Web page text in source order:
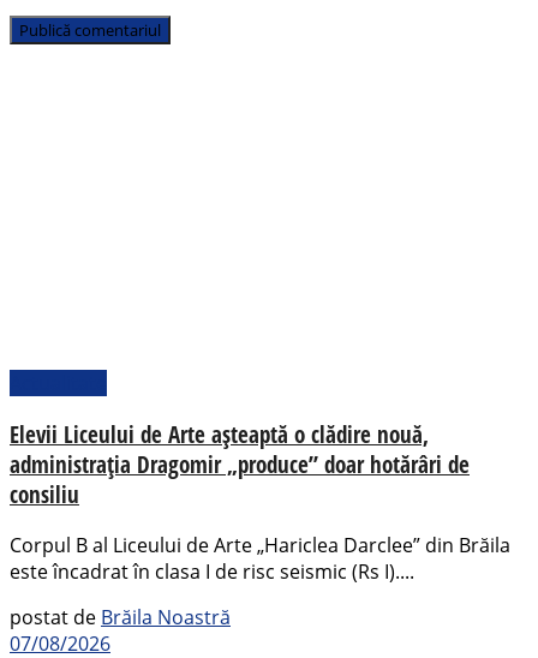
Elevii Liceului de Arte așteaptă o clădire nouă,
administrația Dragomir „produce” doar hotărâri de
consiliu
Corpul B al Liceului de Arte „Hariclea Darclee” din Brăila
este încadrat în clasa I de risc seismic (Rs I)....
postat de Brăila Noastră
07/08/2026